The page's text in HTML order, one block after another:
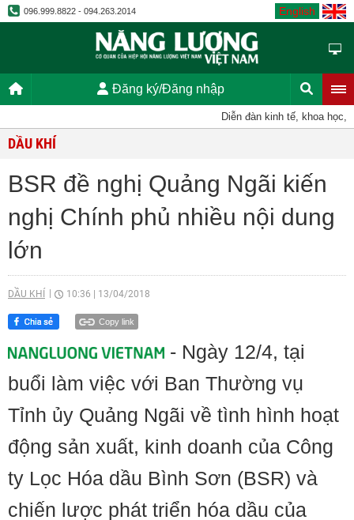
096.999.8822 - 094.263.2014 English
Đăng ký/Đăng nhập
Diễn đàn kinh tế, khoa học, kỹ
DẦU KHÍ
BSR đề nghị Quảng Ngãi kiến
nghị Chính phủ nhiều nội dung
lớn
DẦU KHÍ 10:36 13/04/2018
Copy link
- Ngày 12/4, tại
buổi làm việc với Ban Thường vụ
Tỉnh ủy Quảng Ngãi về tình hình hoạt
động sản xuất, kinh doanh của Công
ty Lọc Hóa dầu Bình Sơn (BSR) và
chiến lược phát triển hóa dầu của